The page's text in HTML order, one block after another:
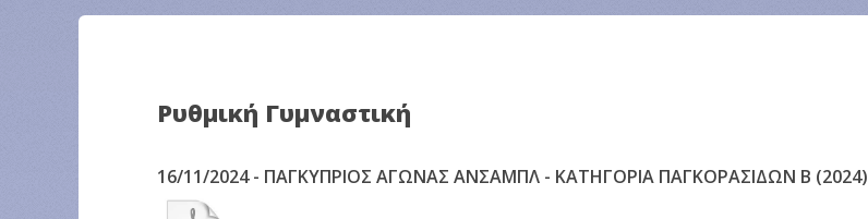
Ρυθμική Γυμναστική
16/11/2024 - ΠΑΓΚΥΠΡΙΟΣ ΑΓΩΝΑΣ ΑΝΣΑΜΠΛ - ΚΑΤΗΓΟΡΙΑ ΠΑΓΚΟΡΑΣΙΔΩΝ Β (2024)